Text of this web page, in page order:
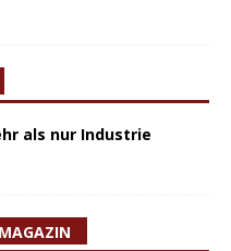
als nur Industrie